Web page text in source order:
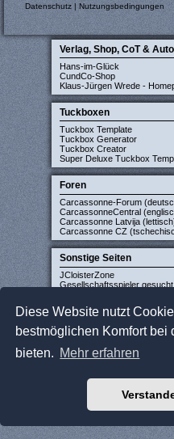
Diese Website nutzt
bestmöglichen Komfort bei
bieten. Mehr erfahren
Datenschutz | Nutzungsbedingungen
Verlag, Shop, CoT &
Hans-im-Glück
CundCo-Shop
Klaus-Jürgen Wrede -
Tuckboxen
Tuckbox Template
Tuckbox Generator
Tuckbox Creator
Super Deluxe Tuckbox
Foren
Carcassonne-Forum
CarcassonneCentral
Carcassonne Latvija
Carcassonne CZ
Sonstige Seiten
JCloisterZone
Gesellschaftsspieler gesucht